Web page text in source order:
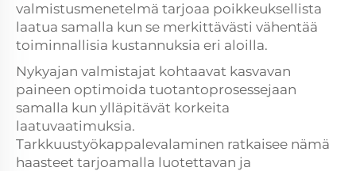
valmistusmenetelmä tarjoaa poikkeuksellista
laatua samalla kun se merkittävästi vähentää
toiminnallisia kustannuksia eri aloilla.
Nykyajan valmistajat kohtaavat kasvavan
paineen optimoida tuotantoprosessejaan
samalla kun ylläpitävät korkeita
laatuvaatimuksia.
Tarkkuustyökappalevalaminen ratkaisee nämä
haasteet tarjoamalla luotettavan ja